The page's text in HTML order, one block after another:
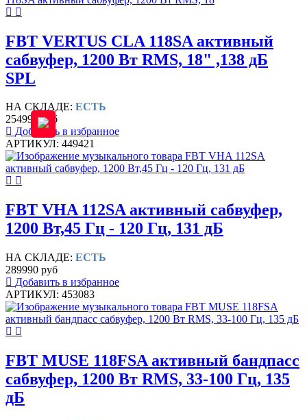
FBT VERTUS CLA 118SA активный
сабвуфер, 1200 Вт RMS, 18" ,138 дБ
SPL
НА СКЛАДЕ: ЕСТЬ
254990 руб
Добавить в избранное
АРТИКУЛ: 449421
FBT VHA 112SA активный сабвуфер,
1200 Вт,45 Гц - 120 Гц, 131 дБ
НА СКЛАДЕ: ЕСТЬ
289990 руб
Добавить в избранное
АРТИКУЛ: 453083
FBT MUSE 118FSA активный бандпасс
сабвуфер, 1200 Вт RMS, 33-100 Гц, 135
дБ